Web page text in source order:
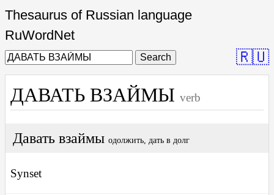
Thesaurus of Russian language
RuWordNet
Search 🇷🇺
ДАВАТЬ ВЗАЙМЫ verb
Давать взаймы одолжить, дать в долг
Synset